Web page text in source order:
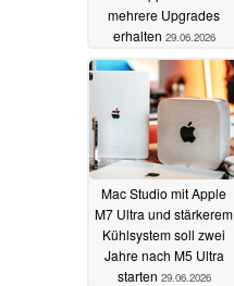
mehrere Upgrades
erhalten 29.06.2026
Mac Studio mit Apple
M7 Ultra und stärkerem
Kühlsystem soll zwei
Jahre nach M5 Ultra
starten 29.06.2026